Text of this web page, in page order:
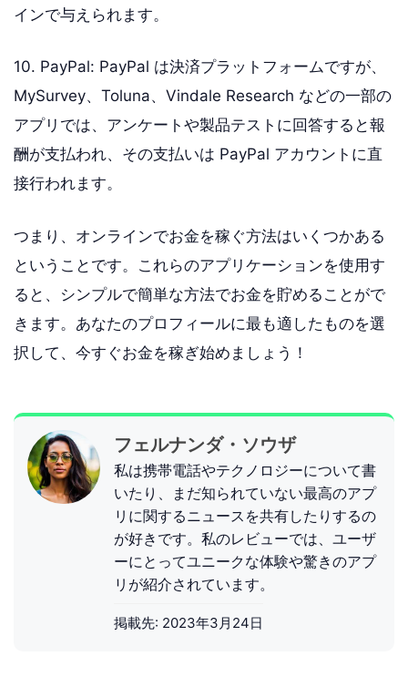
インで与えられます。
10. PayPal: PayPal は決済プラットフォームですが、
MySurvey、Toluna、Vindale Research などの一部の
アプリでは、アンケートや製品テストに回答すると報
酬が支払われ、その支払いは PayPal アカウントに直
接行われます。
つまり、オンラインでお金を稼ぐ方法はいくつかある
ということです。これらのアプリケーションを使用す
ると、シンプルで簡単な方法でお金を貯めることがで
きます。あなたのプロフィールに最も適したものを選
択して、今すぐお金を稼ぎ始めましょう！
フェルナンダ・ソウザ
私は携帯電話やテクノロジーについて書
いたり、まだ知られていない最高のアプ
リに関するニュースを共有したりするの
が好きです。私のレビューでは、ユーザ
ーにとってユニークな体験や驚きのアプ
リが紹介されています。
掲載先: 2023年3月24日